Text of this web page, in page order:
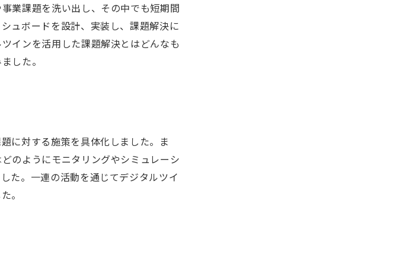
業課題を洗い出し、その中でも短期間
ュボードを設計、実装し、課題解決に
インを活用した課題解決とはどんなも
した。
に対する施策を具体化しました。ま
のようにモニタリングやシミュレーシ
た。一連の活動を通じてデジタルツイ
。